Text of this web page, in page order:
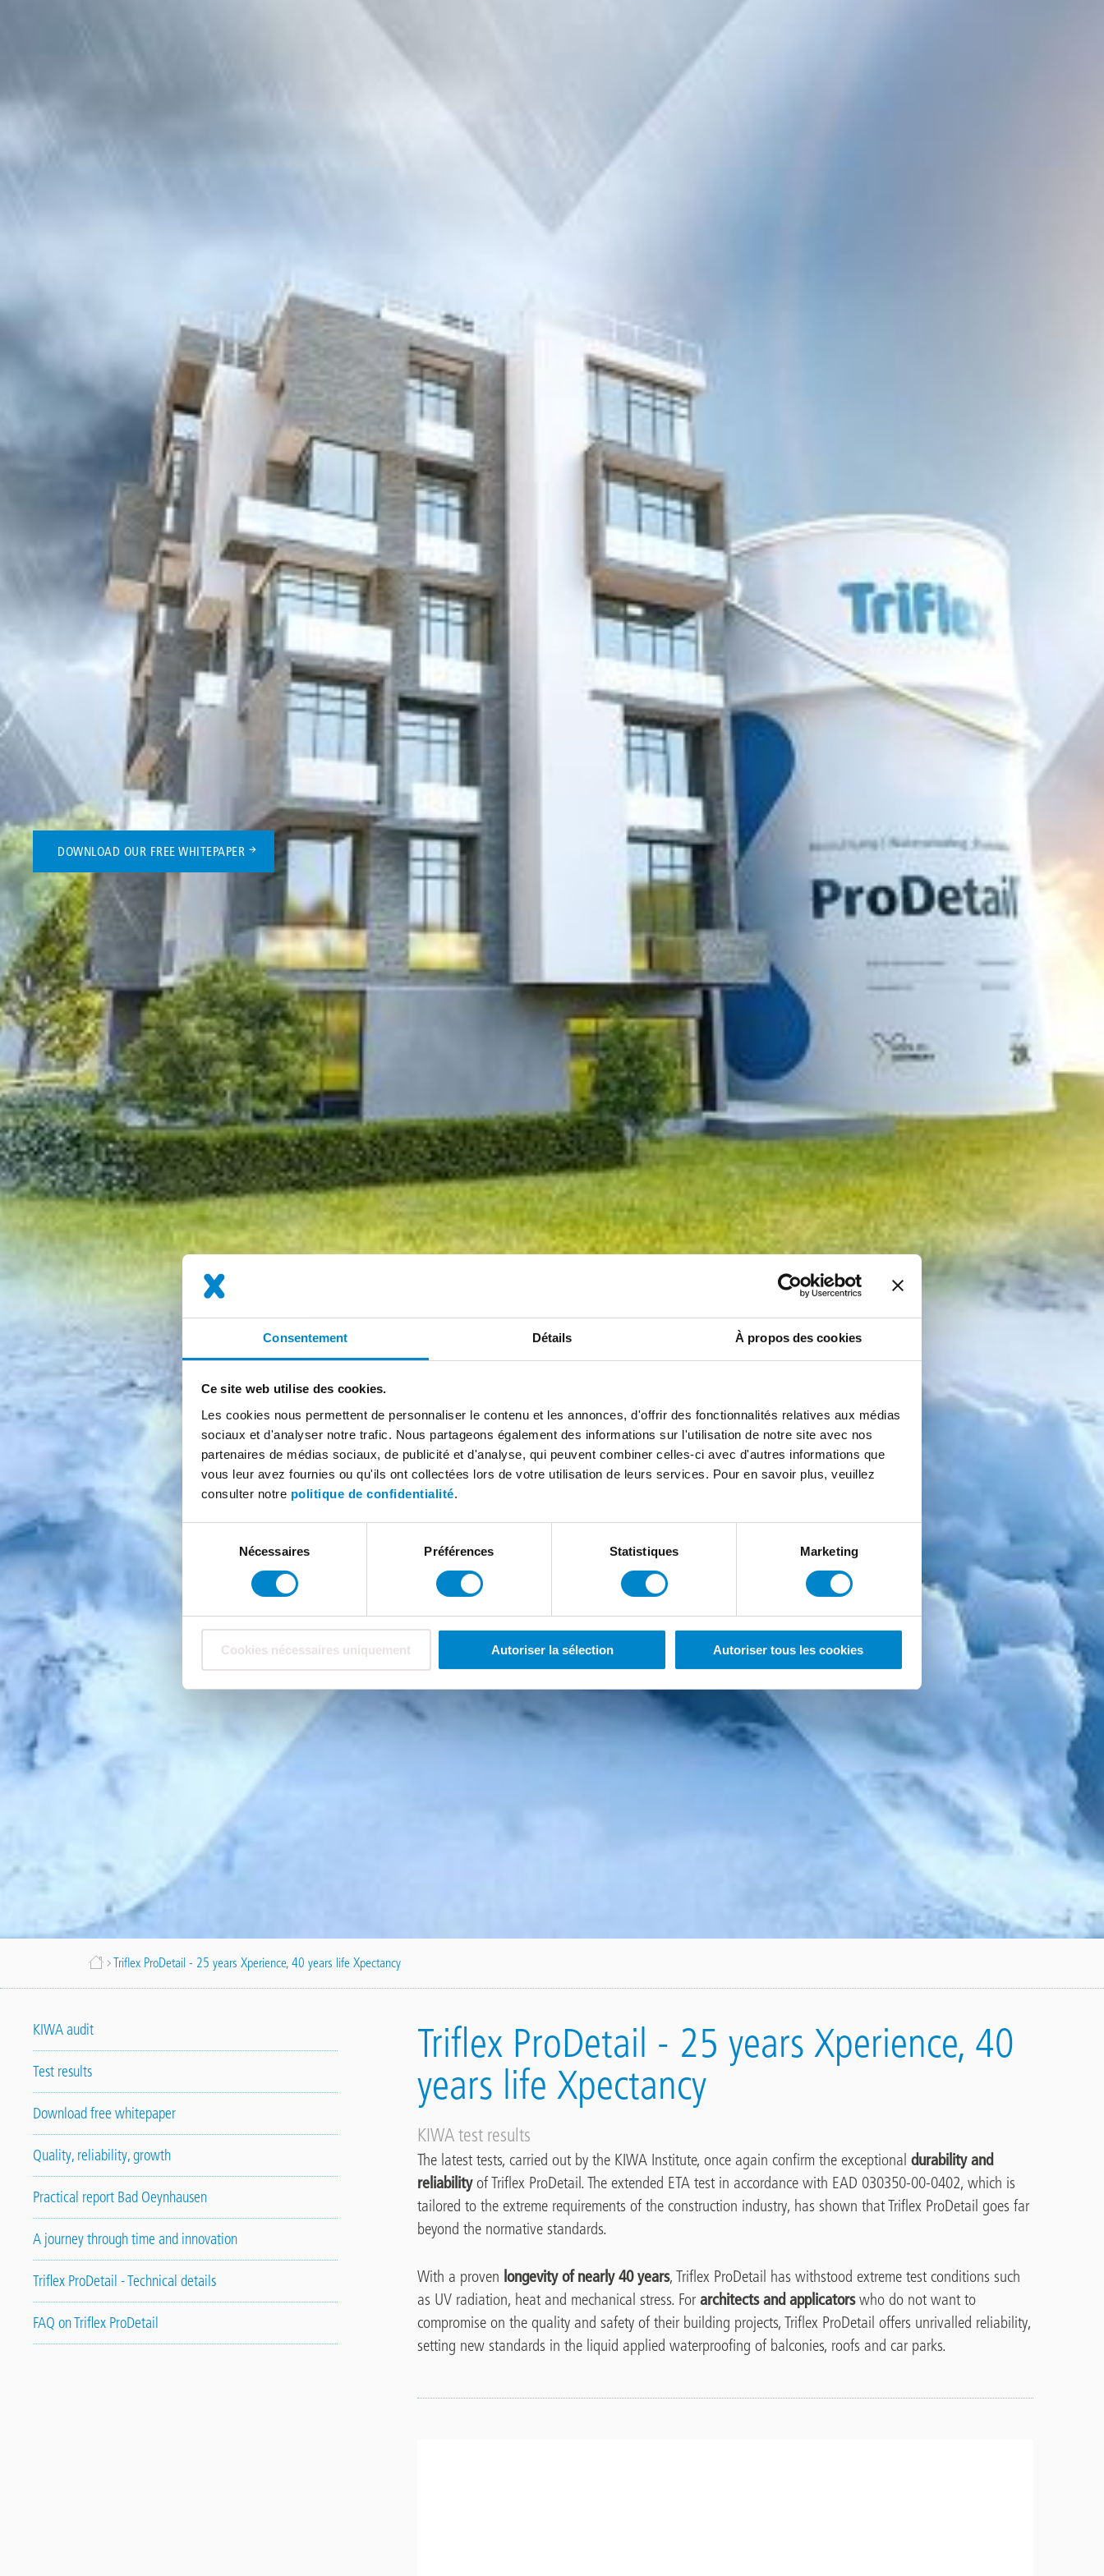
Consentement Détails À propos des cookies
Ce site web utilise des cookies.
Les cookies nous permettent de personnaliser le contenu et les annonces, d'offrir des fonctionnalités relatives aux médias
sociaux et d'analyser notre trafic. Nous partageons également des informations sur l'utilisation de notre site avec nos
partenaires de médias sociaux, de publicité et d'analyse, qui peuvent combiner celles-ci avec d'autres informations que
vous leur avez fournies ou qu'ils ont collectées lors de votre utilisation de leurs services. Pour en savoir plus, veuillez
consulter notre politique de confidentialité.
consentement
Nécessaires Préférences Statistiques Marketing
Cookies nécessaires uniquement Autoriser la sélection Autoriser tous les cookies
DOWNLOAD OUR FREE WHITEPAPER
Fil
d'Ariane
Triflex ProDetail - 25 years Xperience, 40 years life Xpectancy
KIWA audit
Test results
Download free whitepaper
Quality, reliability, growth
Practical report Bad Oeynhausen
A journey through time and innovation
Triflex ProDetail - Technical details
FAQ on Triflex ProDetail
Triflex ProDetail - 25 years Xperience, 40
years life Xpectancy
KIWA test results
The latest tests, carried out by the KIWA Institute, once again confirm the exceptional durability and
reliabilityof Triflex ProDetail. The extended ETA test in accordance with EAD 030350-00-0402, which is
tailored to the extreme requirements of the construction industry, has shown that Triflex ProDetail goes far
beyond the normative standards.
With a proven longevity ofnearly40 years, Triflex ProDetail has withstood extreme test conditions such
as UV radiation, heat and mechanical stress. For architects and applicatorswho do not want to
compromise on the quality and safety of their building projects, Triflex ProDetail offers unrivalled reliability,
setting new standards in the liquid applied waterproofing of balconies, roofs and car parks.